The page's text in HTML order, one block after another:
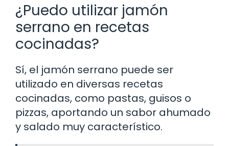
¿Puedo utilizar jamón
serrano en recetas
cocinadas?
Sí, el jamón serrano puede ser
utilizado en diversas recetas
cocinadas, como pastas, guisos o
pizzas, aportando un sabor ahumado
y salado muy característico.